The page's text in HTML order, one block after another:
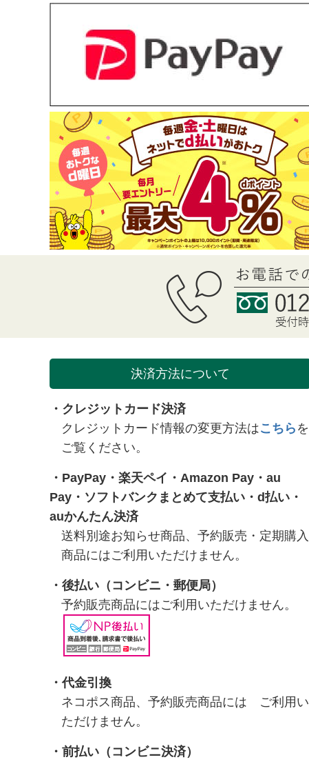
決済方法について
・クレジットカード決済
クレジットカード情報の変更方法はこちら を
ご覧ください。
・ PayPay ・ 楽天ペイ ・ Amazon Pay ・ au
Pay ・ ソフトバンクまとめて支払い ・ d払い ・
auかんたん決済
送料別途お知らせ商品、予約販売・定期購入
商品にはご利用いただけません。
・ 後払い（コンビニ・郵便局）
予約販売商品にはご利用いただけません。
・代金引換
ネコポス商品、予約販売商品には ご利用い
ただけません。
・前払い（コンビニ決済）